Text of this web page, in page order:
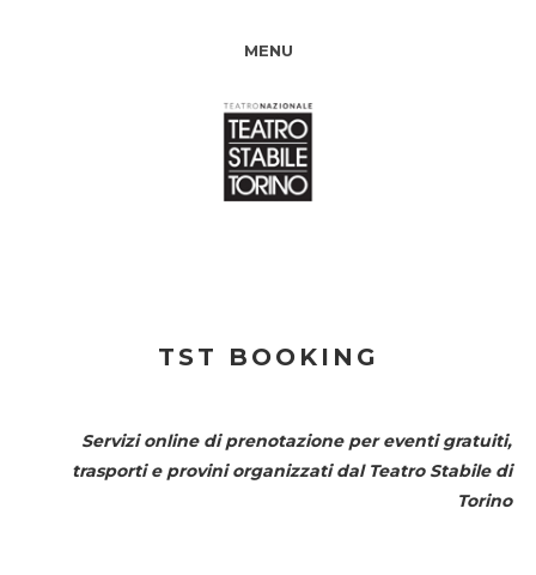
MENU
TST BOOKING
Servizi online di prenotazione per eventi gratuiti,
trasporti e provini organizzati dal Teatro Stabile di
Torino